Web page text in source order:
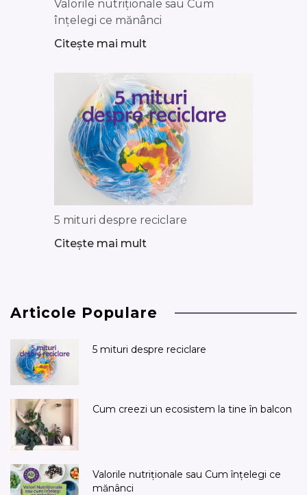
Valorile nutriționale sau Cum
înțelegi ce mănânci
Citește mai mult
5 mituri despre reciclare
Citește mai mult
Articole Populare
5 mituri despre reciclare
Cum creezi un ecosistem la tine în balcon
Valorile nutriționale sau Cum înțelegi ce
mănânci